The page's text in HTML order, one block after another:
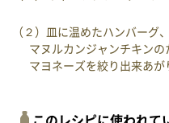
（２）皿に温めたハンバーグ
マヌルカンジャンチキンの
マヨネーズを絞り出来あが